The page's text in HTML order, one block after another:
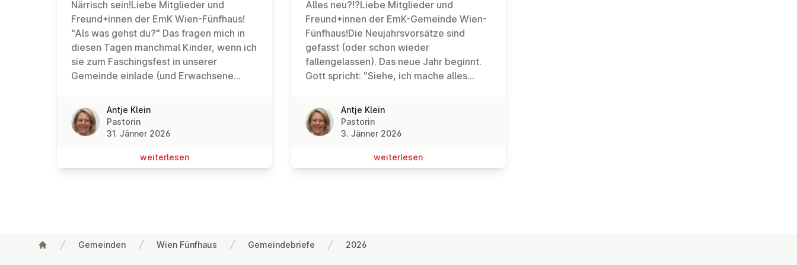
Närrisch sein!Liebe Mitglieder und
Freund*innen der EmK Wien-Fünfhaus!
"Als was gehst du?" Das fragen mich in
diesen Tagen manchmal Kinder, wenn ich
sie zum Faschingsfest in unserer
Gemeinde einlade (und Erwachsene
weiß ich es noch nicht. Aber dass ich
mich verkleiden werde, das steht fest.
Ich mag es, ab und zu nicht nur in ein
andere Rolle zu schlüpfen und mir so
im richtigen Leben leider nicht habe:
Antje Klein
Pastorin
31. Jänner 2026
wei­ter­le­sen
Alles neu?!?Liebe Mitglieder und
Freund*innen der EmK-Gemeinde Wien-
Fünfhaus!Die Neujahrsvorsätze sind
gefasst (oder schon wieder
fallengelassen). Das neue Jahr beginnt.
Gott spricht: "Siehe, ich mache alles
Jahreslosung für 2026 nimmt uns gleich
mit hinein. In das Neue. Aber: Alles neu?
Alles anders? Wirklich? Alles neu. Das
schön: Dass einfach alles ganz neu wird.
mein alter mal wieder reißt. Alles neu:
Antje Klein
Pastorin
3. Jänner 2026
wei­ter­le­sen
Gemeinden Wien Fünfhaus Gemeindebriefe 2026